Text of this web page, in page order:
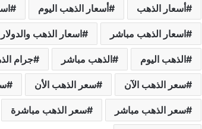
أسعار الذهب أسعار الذهب اليوم
اسعار الذهب مباشر اسعار الذهب والدولار
الذهب اليوم الذهب مباشر جرام
سعر الذهب الآن سعر الذهب الأن
سعر الذهب مباشر سعر الذهب مباشرة